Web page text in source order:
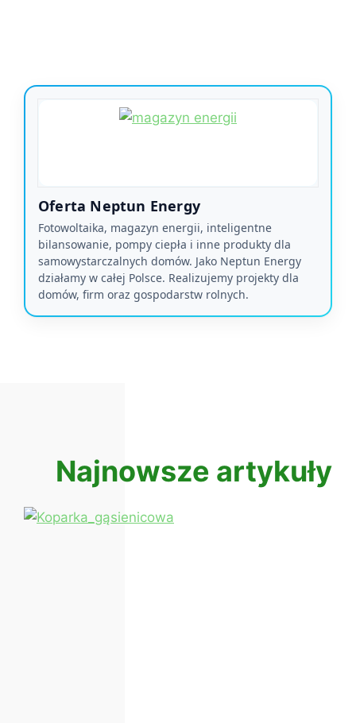
Oferta Neptun Energy
Fotowoltaika, magazyn energii, inteligentne
bilansowanie, pompy ciepła i inne produkty dla
samowystarczalnych domów. Jako Neptun Energy
działamy w całej Polsce. Realizujemy projekty dla
domów, firm oraz gospodarstw rolnych.
Najnowsze artykuły